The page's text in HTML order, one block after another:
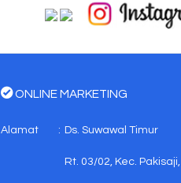
ONLINE MARKETING
Alamat : Ds. Suwawal Timur
Rt. 03/02, Kec. Pakisaji,